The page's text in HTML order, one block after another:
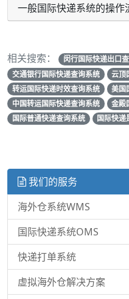
一般国际快递系统的操作
相关搜索： 闵行国际快递出口
交通银行国际快递查询系统
云顶
转运国际快递时效查询系统
美国
中国转运国际快递查询系统
金殿
国际普通快递查询系统
国际快递
我们的服务
海外仓系统WMS
国际快递系统OMS
快递打单系统
虚拟海外仓解决方案